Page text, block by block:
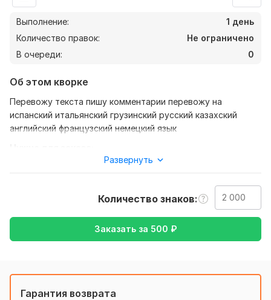
Выполнение:
1 день
Количество правок:
Не ограничено
В очереди:
0
Об этом кворке
Перевожу текста пишу комментарии перевожу на
испанский итальянский грузинский русский казахский
английский французский немецкий язык
Вежливость чтобы правильно объяснял что нужно
русском казахском или на других которые указаны в
Тематика:
Авто и мото,
Интернет и технологии,
Кулинария,
с Английского на Русский
Развернуть
Количество знаков
Заказать за 500 ₽
Гарантия возврата